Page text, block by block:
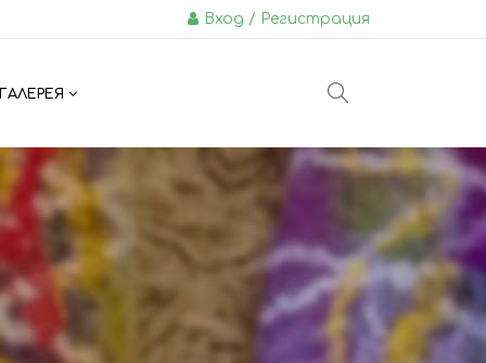
Вход / Регистрация
ГАЛЕРЕЯ